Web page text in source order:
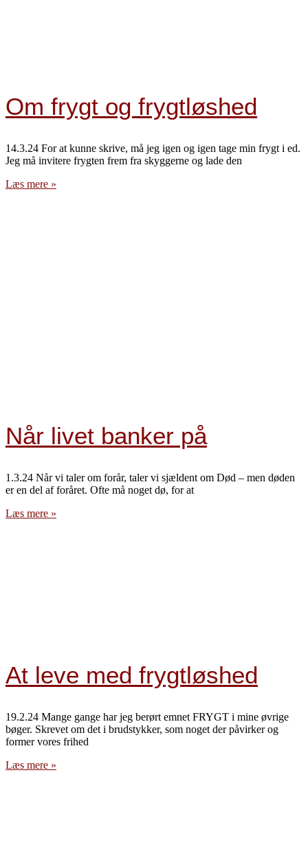
Om frygt og frygtløshed
14.3.24 For at kunne skrive, må jeg igen og igen tage min frygt i ed.
Jeg må invitere frygten frem fra skyggerne og lade den
Læs mere »
Når livet banker på
1.3.24 Når vi taler om forår, taler vi sjældent om Død – men døden
er en del af foråret. Ofte må noget dø, for at
Læs mere »
At leve med frygtløshed
19.2.24 Mange gange har jeg berørt emnet FRYGT i mine øvrige
bøger. Skrevet om det i brudstykker, som noget der påvirker og
former vores frihed
Læs mere »